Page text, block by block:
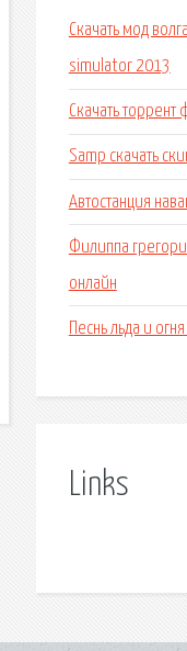
Скачать мод
simulator 2013
Скачать торрент
Samp скачать
Автостанция
Филиппа грегори
онлайн
Песнь льда и
Links